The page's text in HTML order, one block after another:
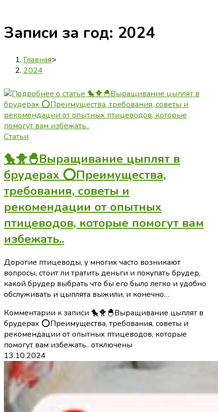
Записи за год: 2024
Главная>
2024
Статьи
🐤🐥🐣Выращивание цыплят в
брудерах ⭕Преимущества,
требования, советы и
рекомендации от опытных
птицеводов, которые помогут вам
избежать..
Дорогие птицеводы, у многих часто возникают
вопросы, стоит ли тратить деньги и покупать брудер,
какой брудер выбрать что бы его было легко и удобно
обслуживать и цыплята выжили, и конечно…
Комментарии к записи 🐤🐥🐣Выращивание цыплят в
брудерах ⭕Преимущества, требования, советы и
рекомендации от опытных птицеводов, которые
помогут вам избежать.. отключены
13.10.2024